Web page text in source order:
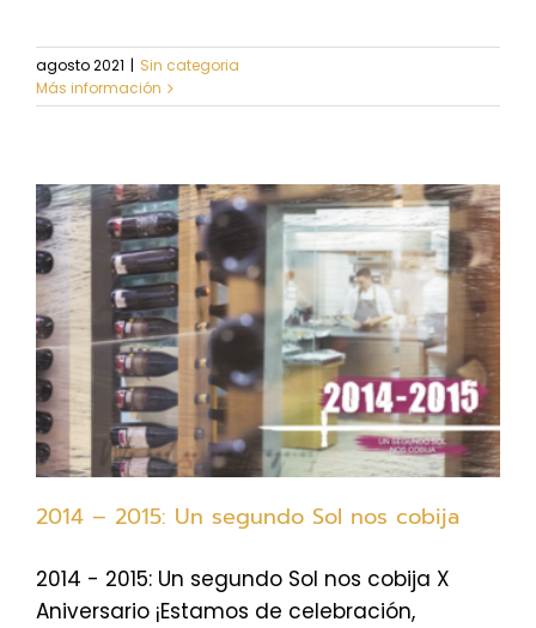
agosto 2021 | Sin categoria
Más información
2014 – 2015: Un segundo Sol nos cobija
2014 - 2015: Un segundo Sol nos cobija X
Aniversario ¡Estamos de celebración,